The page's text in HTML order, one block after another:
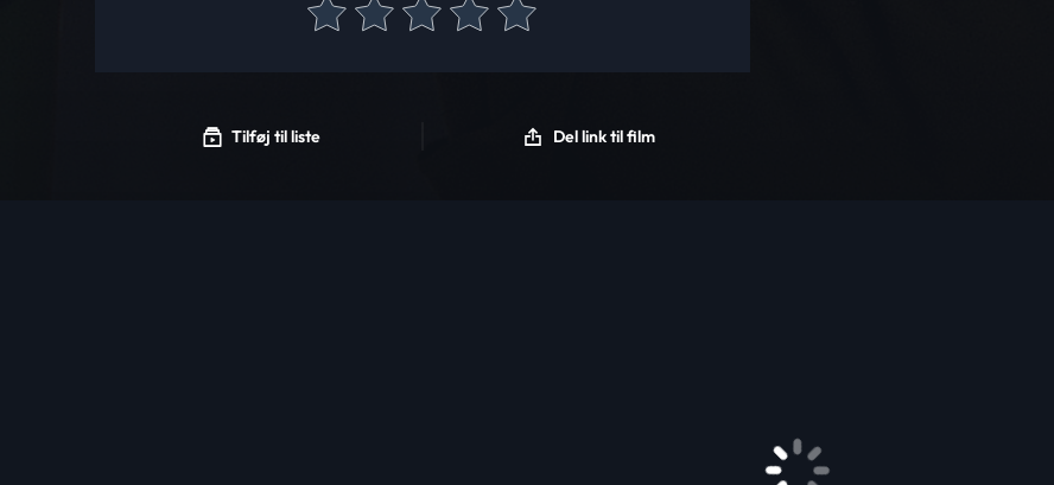
Tilføj til liste Del link til film